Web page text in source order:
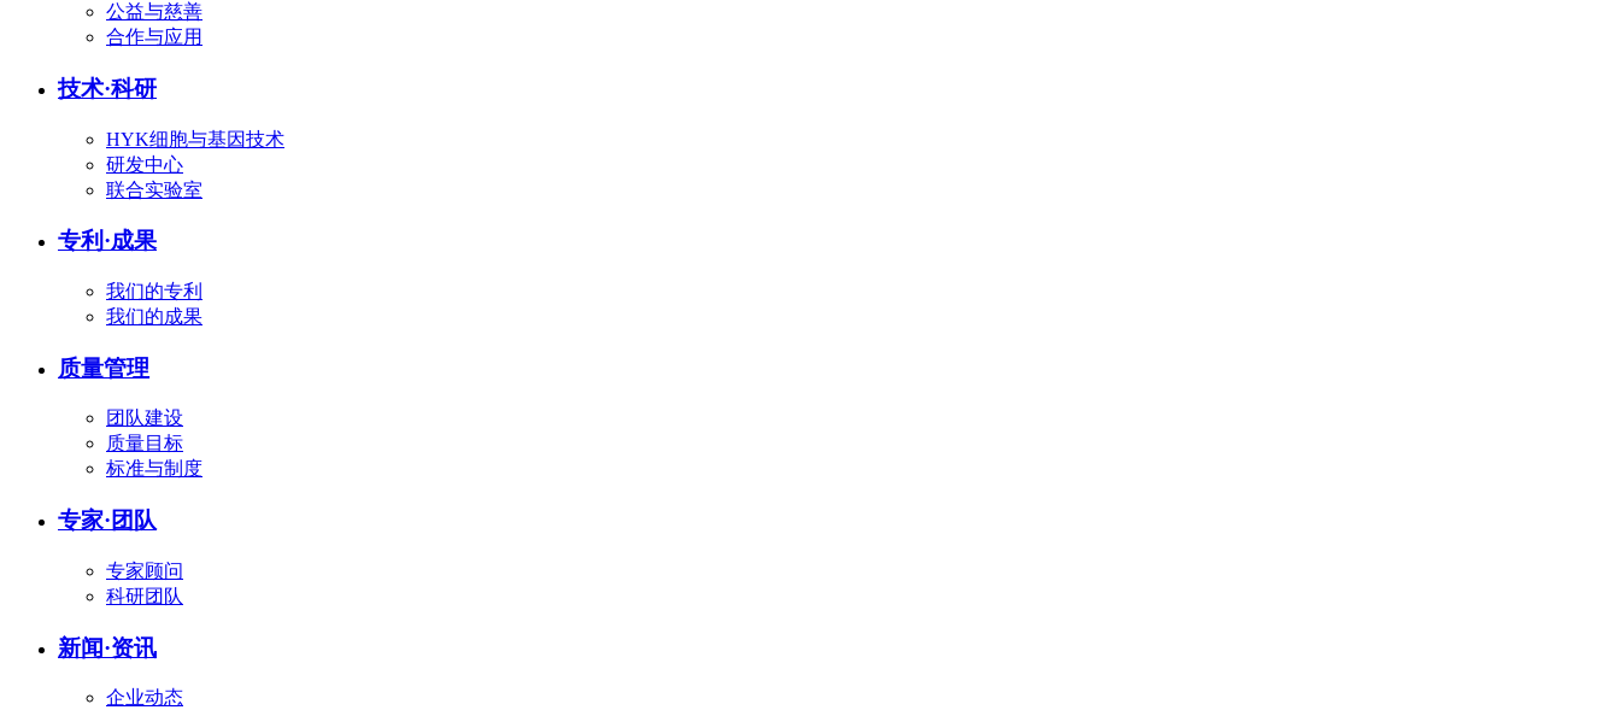
公益与慈善
合作与应用
技术·科研
HYK细胞与基因技术
研发中心
联合实验室
专利 ·成果
我们的专利
我们的成果
质量管理
团队建设
质量目标
标准与制度
专家·团队
专家顾问
科研团队
新闻·资讯
企业动态